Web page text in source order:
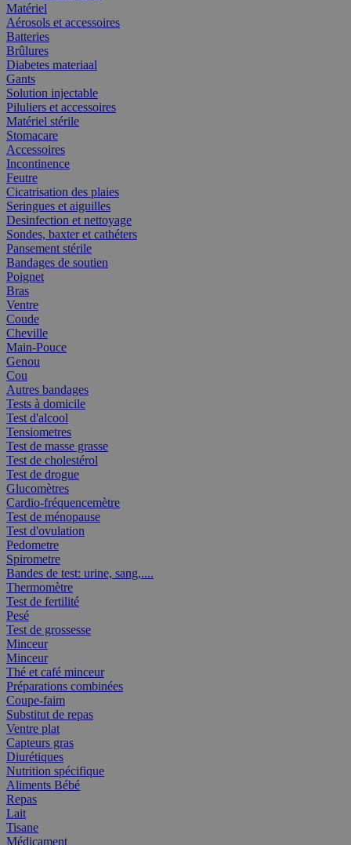
Matériel
Aérosols et accessoires
Batteries
Brûlures
Diabetes materiaal
Gants
Solution injectable
Piluliers et accessoires
Matériel stérile
Stomacare
Accessoires
Incontinence
Feutre
Cicatrisation des plaies
Seringues et aiguilles
Desinfection et nettoyage
Sondes, baxter et cathéters
Pansement stérile
Bandages de soutien
Poignet
Bras
Ventre
Coude
Cheville
Main-Pouce
Genou
Cou
Autres bandages
Tests à domicile
Test d'alcool
Tensiometres
Test de masse grasse
Test de cholestérol
Test de drogue
Glucomètres
Cardio-fréquencemètre
Test de ménopause
Test d'ovulation
Pedometre
Spirometre
Bandes de test: urine, sang,....
Thermomètre
Test de fertilité
Pesé
Test de grossesse
Minceur
Minceur
Thé et café minceur
Préparations combinées
Coupe-faim
Substitut de repas
Ventre plat
Capteurs gras
Diurétiques
Nutrition spécifique
Aliments Bébé
Repas
Lait
Tisane
Médicament